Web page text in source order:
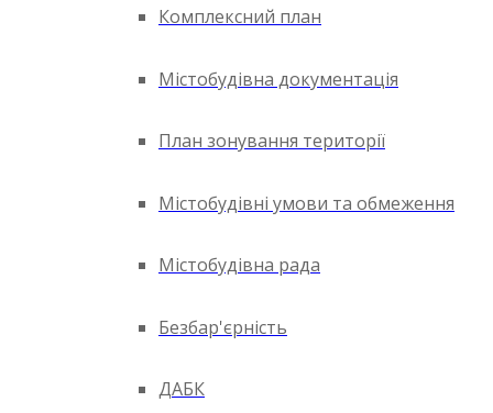
Комплексний план
Містобудівна документація
План зонування території
Містобудівні умови та обмеження
Містобудівна рада
Безбар'єрність
ДАБК